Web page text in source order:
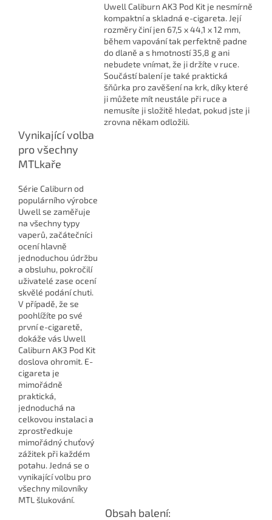
Uwell Caliburn AK3 Pod Kit je nesmírně
kompaktní a skladná e-cigareta. Její
rozměry činí jen 67,5 x 44,1 x 12 mm,
během vapování tak perfektně padne
do dlaně a s hmotností 35,8 g ani
nebudete vnímat, že ji držíte v ruce.
Součástí balení je také praktická
šňůrka pro zavěšení na krk, díky které
ji můžete mít neustále při ruce a
nemusíte ji složitě hledat, pokud jste ji
zrovna někam odložili.
Vynikající volba
pro všechny
MTLkaře
Série Caliburn od
populárního výrobce
Uwell se zaměřuje
na všechny typy
vaperů, začátečníci
ocení hlavně
jednoduchou údržbu
a obsluhu, pokročilí
uživatelé zase ocení
skvělé podání chuti.
V případě, že se
poohlížíte po své
první e-cigaretě,
dokáže vás Uwell
Caliburn AK3 Pod Kit
doslova ohromit. E-
cigareta je
mimořádně
praktická,
jednoduchá na
celkovou instalaci a
zprostředkuje
mimořádný chuťový
zážitek při každém
potahu. Jedná se o
vynikající volbu pro
všechny milovníky
MTL šlukování.
Obsah balení: